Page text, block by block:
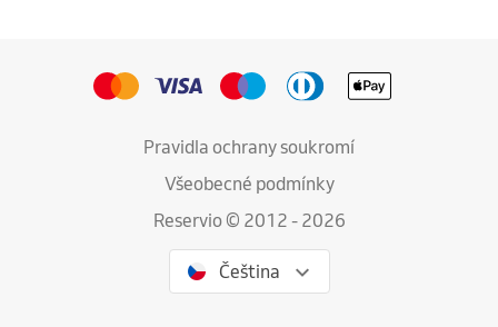
Pravidla ochrany soukromí
Všeobecné podmínky
Reservio © 2012 - 2026
Čeština